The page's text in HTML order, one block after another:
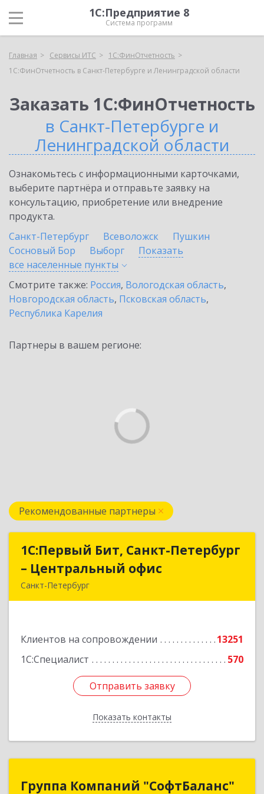
1С:Предприятие 8
Система программ
Главная Сервисы ИТС
1С:ФинОтчетность
1С:ФинОтчетность в Санкт-Петербурге и Ленинградской области
Заказать 1С:ФинОтчетность
в Санкт-Петербурге и
Ленинградской области
Ознакомьтесь с информационными карточками,
выберите партнёра и отправьте заявку на
консультацию, приобретение или внедрение
продукта.
Санкт-Петербург
Всеволожск
Пушкин
Сосновый Бор
Выборг
Показать
все населенные пункты
Смотрите также: Россия, Вологодская область,
Новгородская область, Псковская область,
Республика Карелия
Партнеры в вашем регионе:
Рекомендованные партнеры
1С:Первый Бит, Санкт-Петербург
– Центральный офис
Санкт-Петербург
Клиентов на сопровождении
13251
1С:Специалист
570
Отправить заявку
Показать контакты
1С:Первый Бит, Санкт-Петербург
– Центральный офис
Отправить заявку
Назад
Группа Компаний "СофтБаланс"
Группа Компаний "СофтБаланс"